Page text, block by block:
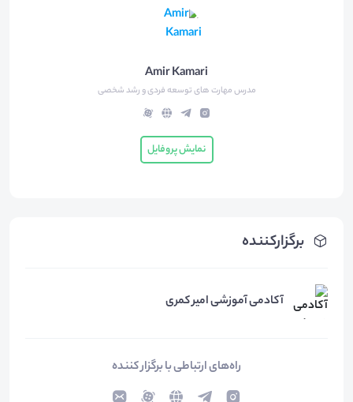
برگزارکننده
آکادمی آموزشی امیر کمری
راه‌های ارتباطی با برگزار کننده
Amir Kamari
مدرس مهارت های توسعه فردی و رشد شخصی
نمایش پروفایل